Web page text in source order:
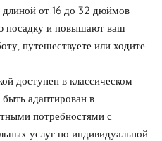
от 16 до 32 дюймов
посадку и повышают ваш
путешествуете или ходите
доступен в классическом
адаптирован в
потребностями с
услуг по индивидуальной